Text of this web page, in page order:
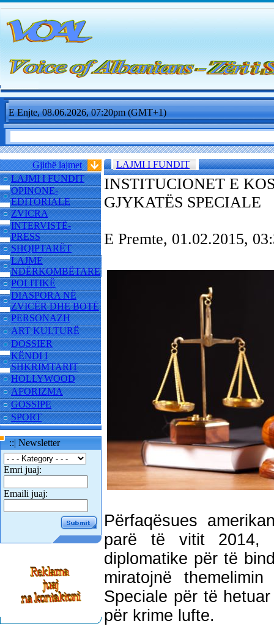
E Enjte, 08.06.2026, 07:20pm (GMT+1)
Gjithë lajmet
LAJMI I FUNDIT
OPINONE-
EDITORIALE
ZVICRA
INTERVISTË-
PRESS
SHQIPTARËT
LAJME
NDËRKOMBËTARE
POLITIKË
DIASPORA NË
ZVICËR DHE BOTË
PERSONAZH
ART KULTURË
DOSSIER
KËNDI I
SHKRIMTARIT
HOLLYWOOD
AFORIZMA
GOSSIPE
SPORT
::| Newsletter
Emri juaj:
Emaili juaj:
LAJMI I FUNDIT
INSTITUCIONET E
GJYKATËS SPECIALE
E Premte, 01.02.2015,
Përfaqësues
parë të vitit 2014,
diplomatike për të
miratojnë
Speciale për të
për krime lufte.